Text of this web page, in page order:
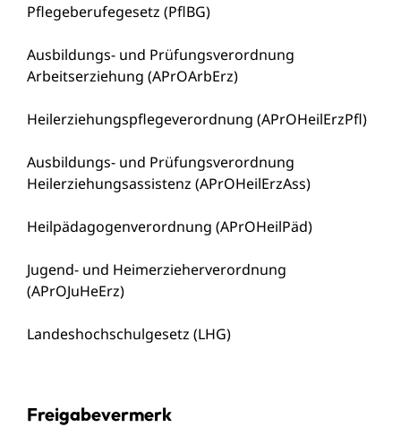
Pflegeberufegesetz (PflBG)
Ausbildungs- und Prüfungsverordnung
Arbeitserziehung (APrOArbErz)
Heilerziehungspflegeverordnung (APrOHeilErzPfl)
Ausbildungs- und Prüfungsverordnung
Heilerziehungsassistenz (APrOHeilErzAss)
Heilpädagogenverordnung (APrOHeilPäd)
Jugend- und Heimerzieherverordnung
(APrOJuHeErz)
Landeshochschulgesetz (LHG)
Freigabevermerk